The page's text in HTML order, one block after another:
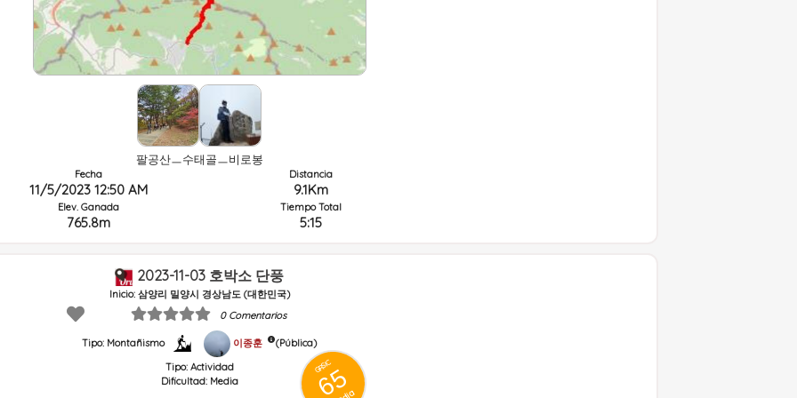
팔공산ㅡ수태골ㅡ비로봉
Fecha
11/5/2023 12:50 AM
Elev. Ganada
765.8m
Distancia
9.1Km
Tiempo Total
5:15
2023-11-03 호박소 단풍
Inicio: 삼양리 밀양시 경상남도 (대한민국)
0 Comentarios
Tipo: Montañismo 이종훈
(Pública)
Tipo: Actividad
Dificultad: Media
GRSIC
65